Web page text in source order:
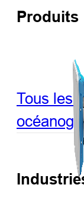
Produits
Tous les